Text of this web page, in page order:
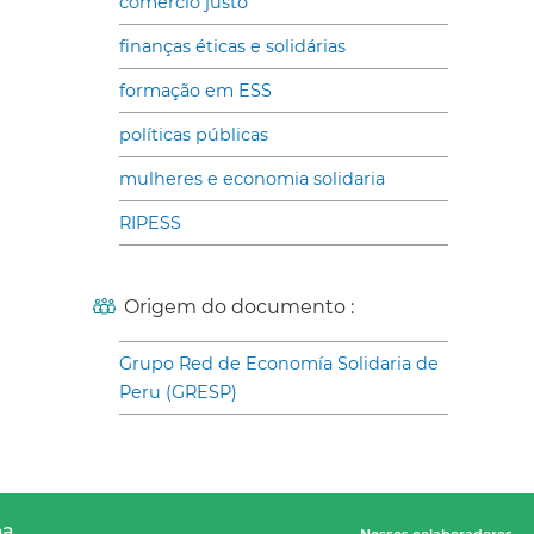
finanças éticas e solidárias
formação em ESS
políticas públicas
mulheres e economia solidaria
RIPESS
Origem do documento :
Grupo Red de Economía Solidaria de
Peru (GRESP)